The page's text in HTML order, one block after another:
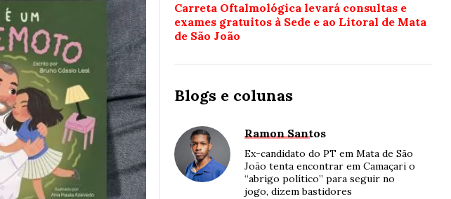
Carreta Oftalmológica levará consultas e
exames gratuitos à Sede e ao Litoral de Mata
de São João
Blogs e colunas
Ramon Santos
Ex-candidato do PT em Mata de São
João tenta encontrar em Camaçari o
“abrigo político” para seguir no
jogo, dizem bastidores